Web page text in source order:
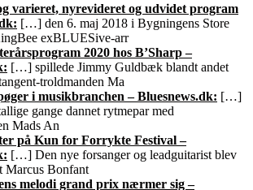
varieret, nyrevideret og udvidet program
[…] den 6. maj 2018 i Bygningens Store
exBLUESive-arr
2020 hos B’Sharp –
[…] spillede Jimmy Guldbæk blandt andet
troldmanden Ma
i musikbranchen – Bluesnews.dk: […]
gange dannet rytmepar med
Mads An
på Kun for Forrykte Festival –
[…] Den nye forsanger og leadguitarist blev
Marcus Bonfant
melodi grand prix nærmer sig –